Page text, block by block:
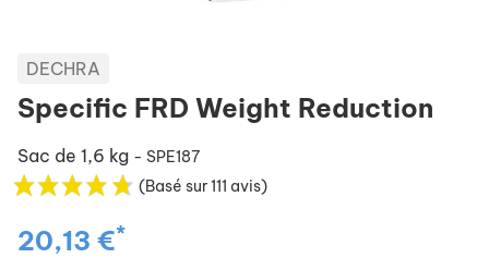
DECHRA
Specific FRD Weight Reduction
Sac de 1,6 kg - SPE187
(Basé sur 111 avis)
20,13 €*